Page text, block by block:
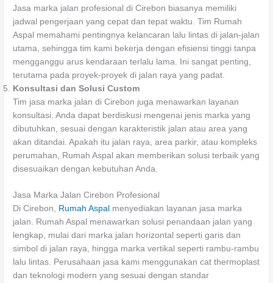
Jasa marka jalan profesional di Cirebon biasanya memiliki
jadwal pengerjaan yang cepat dan tepat waktu. Tim Rumah
Aspal memahami pentingnya kelancaran lalu lintas di jalan-jalan
utama, sehingga tim kami bekerja dengan efisiensi tinggi tanpa
mengganggu arus kendaraan terlalu lama. Ini sangat penting,
terutama pada proyek-proyek di jalan raya yang padat.
Konsultasi dan Solusi Custom
Tim jasa marka jalan di Cirebon juga menawarkan layanan
konsultasi. Anda dapat berdiskusi mengenai jenis marka yang
dibutuhkan, sesuai dengan karakteristik jalan atau area yang
akan ditandai. Apakah itu jalan raya, area parkir, atau kompleks
perumahan, Rumah Aspal akan memberikan solusi terbaik yang
disesuaikan dengan kebutuhan Anda.
Jasa Marka Jalan Cirebon Profesional
Di Cirebon, Rumah Aspal menyediakan layanan jasa marka
jalan. Rumah Aspal menawarkan solusi penandaan jalan yang
lengkap, mulai dari marka jalan horizontal seperti garis dan
simbol di jalan raya, hingga marka vertikal seperti rambu-rambu
lalu lintas. Perusahaan jasa kami menggunakan cat thermoplast
dan teknologi modern yang sesuai dengan standar